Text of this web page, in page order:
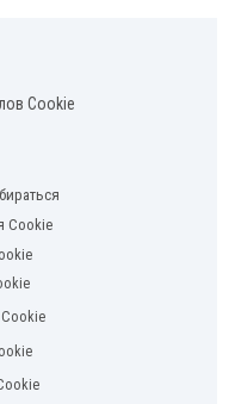
Cookie
Cookie